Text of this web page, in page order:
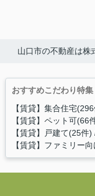
山口市の不動産は株
おすすめこだわり特集
【賃貸】集合住宅
【賃貸】ペット可(66
【賃貸】戸建て(25件)
【賃貸】ファミリー